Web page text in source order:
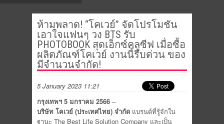
ห้ามพลาด! “โคเวย์” จัดโปรโมชัน
เอาใจแฟนๆ วง BTS รับ
PHOTOBOOK สุดเอ็กซ์คลูซีฟ เมื่อซื้อ
ผลิตภัณฑ์โคเวย์ งานนี้รีบด่วน ของ
มีจำนวนจำกัด!
5 January 2023 11:21
กรุงเทพฯ 5 มกราคม 2566 –
บริษัท โคเวย์ (ประเทศไทย) จำกัด แบรนด์ที่รู้จักใน
ฐานะ The Best Life Solution Company และเป็น